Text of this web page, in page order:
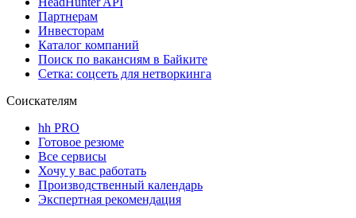
Партнерам
Инвесторам
Каталог компаний
Поиск по вакансиям в Байките
Сетка: соцсеть для нетворкинга
Соискателям
hh PRO
Готовое резюме
Все сервисы
Хочу у вас работать
Производственный календарь
Экспертная рекомендация